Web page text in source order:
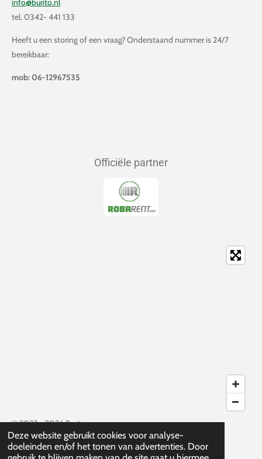
Deze website gebruikt cookies voor analyse-
doeleinden en/of het tonen van advertenties. Door
info@burito.nl
tel. 0342- 441 133
Heeft u een storing of een vraag? Onderstaand nummer is 24/7
bereikbaar:
mob: 06-12967535
Officiële partner
© 2023 - 2026 Burito
Powered byJouwWeb